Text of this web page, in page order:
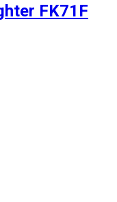
FK71F